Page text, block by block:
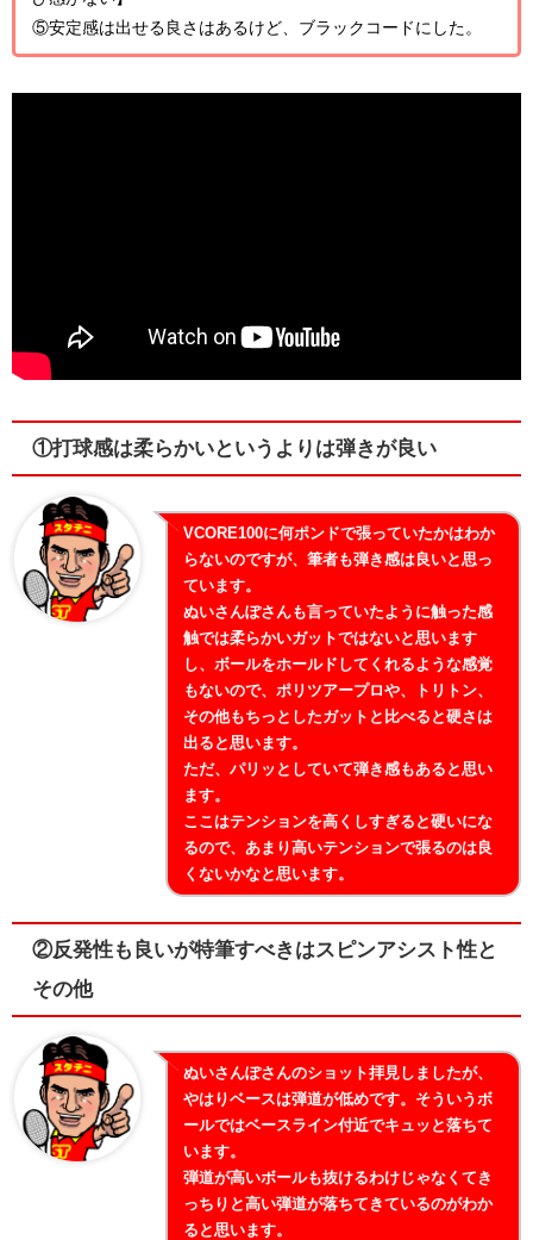
⑤安定感は出せる良さはあるけど、ブラックコードにした。
①打球感は柔らかいというよりは弾きが良い
VCORE100に何ポンドで張っていたかはわか
らないのですが、筆者も弾き感は良いと思っ
ています。
ぬいさんぽさんも言っていたように触った感
触では柔らかいガットではないと思います
し、ボールをホールドしてくれるような感覚
もないので、ポリツアープロや、トリトン、
その他もちっとしたガットと比べると硬さは
出ると思います。
ただ、パリッとしていて弾き感もあると思い
ます。
ここはテンションを高くしすぎると硬いにな
るので、あまり高いテンションで張るのは良
くないかなと思います。
②反発性も良いが特筆すべきはスピンアシスト性と
その他
ぬいさんぽさんのショット拝見しましたが、
やはりベースは弾道が低めです。そういうボ
ールではベースライン付近でキュッと落ちて
います。
弾道が高いボールも抜けるわけじゃなくてき
っちりと高い弾道が落ちてきているのがわか
ると思います。